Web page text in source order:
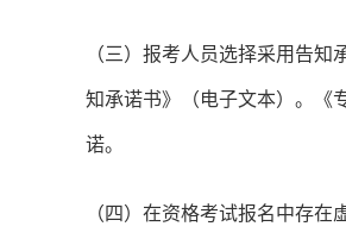
（三）报考人员选择采用告
知承诺书》（电子文本）。《
诺。
（四）在资格考试报名中存